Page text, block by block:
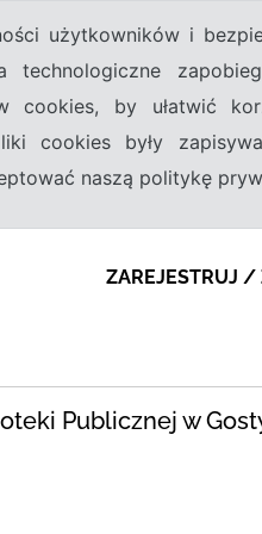
użytkowników i
technologiczne
cookies, by ułatwić
cookies były
naszą politykę
ZAREJESTRUJ /
Publicznej w